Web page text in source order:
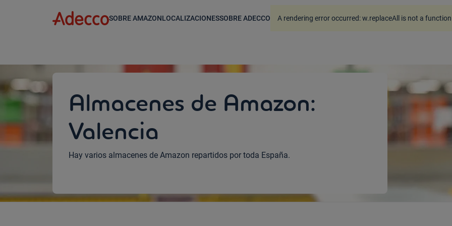
A rendering error occurred:w.replaceAll is not a function.
SOBRE AMAZONLOCALIZACIONESSOBRE ADECCO A rendering error occurred:w.replaceAll is not a function
Almacenes de Amazon:
Valencia
Hay varios almacenes de Amazon repartidos por toda España.